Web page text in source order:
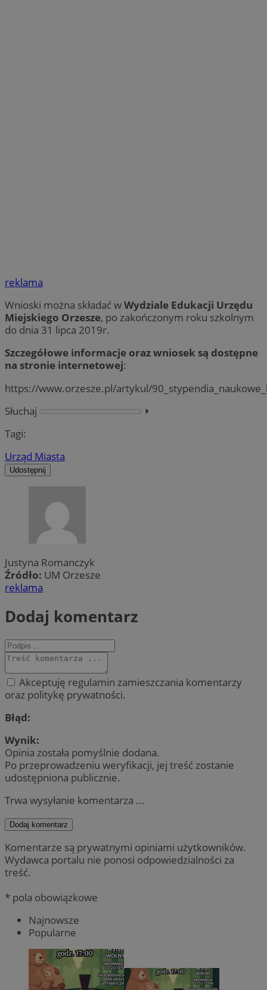
reklama
Wnioski można składać wWydziale Edukacji Urzędu
Miejskiego Orzesze, po zakończonym roku szkolnym
do dnia 31 lipca 2019r.
Szczegółowe informacje oraz wniosek są dostępne
na stronie internetowej:
https://www.orzesze.pl/artykul/
Słuchaj
⏵︎
Tagi:
Urząd Miasta
Udostępnij
Justyna Romanczyk
Źródło: UM Orzesze
reklama
Dodaj komentarz
Akceptuję regulamin zamieszczania komentarzy
oraz politykę prywatności.
Błąd:
Wynik:
Opinia została pomyślnie dodana.
Po przeprowadzeniu weryfikacji, jej treść zostanie
udostępniona publicznie.
Trwa wysyłanie komentarza ...
Dodaj komentarz
Komentarze są prywatnymi opiniami użytkowników.
Wydawca portalu nie ponosi odpowiedzialności za
treść.
* pola obowiązkowe
Najnowsze
Popularne